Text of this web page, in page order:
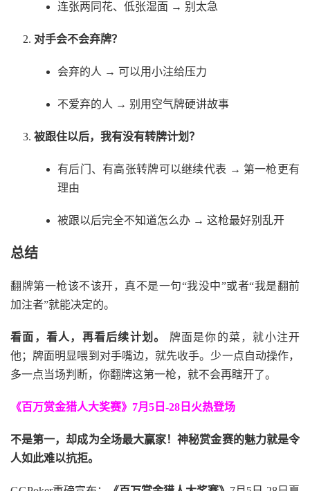
连张两同花、低张湿面 → 别太急
对手会不会弃牌？
会弃的人 → 可以用小注给压力
不爱弃的人 → 别用空气牌硬讲故事
被跟住以后，我有没有转牌计划？
有后门、有高张转牌可以继续代表 → 第一枪更有
理由
被跟以后完全不知道怎么办 → 这枪最好别乱开
总结
翻牌第一枪该不该开，真不是一句“我没中”或者“我是翻前
加注者”就能决定的。
看面，看人，再看后续计划。
牌面是你的菜，就小注开
他；牌面明显喂到对手嘴边，就先收手。少一点自动操作，
多一点当场判断，你翻牌这第一枪，就不会再瞎开了。
《百万赏金猎人大奖赛》 7月5日-28日火热登场
不是第一，却成为全场最大赢家！神秘赏金赛的魅力就是令
人如此难以抗拒。